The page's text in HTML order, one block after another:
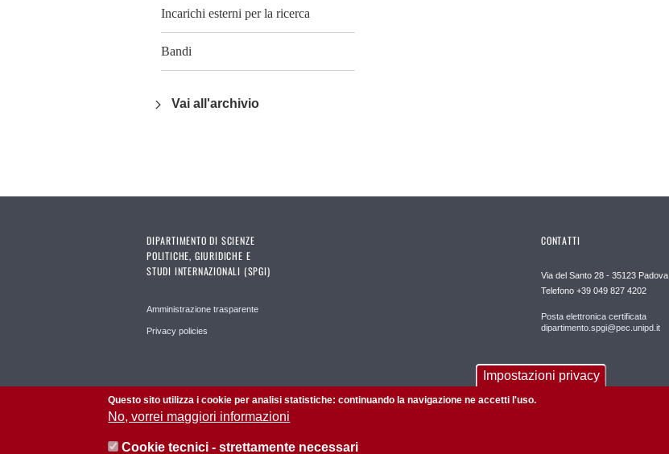
Incarichi esterni per la ricerca
Bandi
Vai all'archivio
DIPARTIMENTO DI SCIENZE
POLITICHE, GIURIDICHE E
STUDI INTERNAZIONALI (SPGI)
Amministrazione trasparente
Privacy policies
CONTATTI
Via del Santo 28 - 35123 Padova
Telefono +39 049 827 4202
Posta elettronica certificata
dipartimento.spgi@pec.unipd.it
Impostazioni privacy
Questo sito utilizza i cookie per analisi statistiche: continuando la navigazione ne accetti l'uso.
No, vorrei maggiori informazioni
Cookie tecnici - strettamente necessari